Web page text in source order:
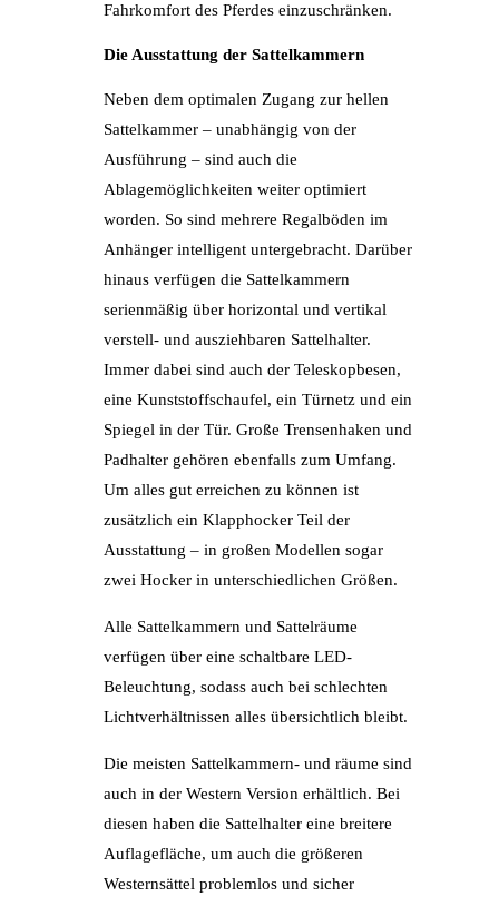
Fahrkomfort des Pferdes einzuschränken.
Die Ausstattung der Sattelkammern
Neben dem optimalen Zugang zur hellen
Sattelkammer – unabhängig von der
Ausführung – sind auch die
Ablagemöglichkeiten weiter optimiert
worden. So sind mehrere Regalböden im
Anhänger intelligent untergebracht. Darüber
hinaus verfügen die Sattelkammern
serienmäßig über horizontal und vertikal
verstell- und ausziehbaren Sattelhalter.
Immer dabei sind auch der Teleskopbesen,
eine Kunststoffschaufel, ein Türnetz und ein
Spiegel in der Tür. Große Trensenhaken und
Padhalter gehören ebenfalls zum Umfang.
Um alles gut erreichen zu können ist
zusätzlich ein Klapphocker Teil der
Ausstattung – in großen Modellen sogar
zwei Hocker in unterschiedlichen Größen.
Alle Sattelkammern und Sattelräume
verfügen über eine schaltbare LED-
Beleuchtung, sodass auch bei schlechten
Lichtverhältnissen alles übersichtlich bleibt.
Die meisten Sattelkammern- und räume sind
auch in der Western Version erhältlich. Bei
diesen haben die Sattelhalter eine breitere
Auflagefläche, um auch die größeren
Westernsättel problemlos und sicher